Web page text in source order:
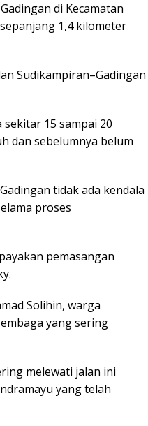
di Kecamatan
1,4 kilometer
Sudikampiran–Gadingan
sekitar 15 sampai 20
dan sebelumnya belum
tidak ada kendala
proses
pemasangan
Solihin, warga
yang sering
melewati jalan ini
yang telah